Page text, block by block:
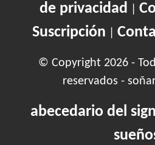
de privacidad
Suscripción
© Copyright 2026 -
reservados -
abecedario del